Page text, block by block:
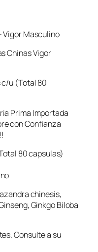
Vigor Masculino
Chinas Vigor
c/u (Total 80
Prima Importada
con Confianza
80 capsulas)
chinesis,
Ginkgo Biloba
Consulte a su